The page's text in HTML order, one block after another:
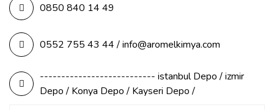
0850 840 14 49
0552 755 43 44 / info@aromelkimya.com
--------------------------- istanbul Depo / izmir
Depo / Konya Depo / Kayseri Depo /